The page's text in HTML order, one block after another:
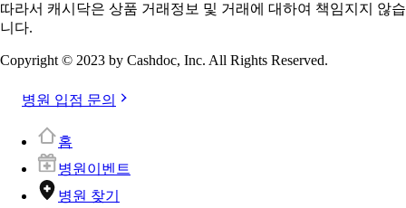
따라서 캐시닥은 상품 거래정보 및 거래에 대하여 책임지지 않습
니다.
Copyright © 2023 by Cashdoc, Inc. All Rights Reserved.
병원 입점 문의
홈
병원이벤트
병원 찾기